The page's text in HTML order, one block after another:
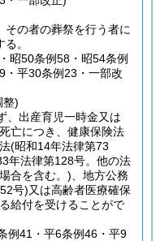
の者の葬祭を行う者に
。
昭50条例58・昭54条例
・平30条例23・一部改
整)
、出産育児一時金又は
亡につき、健康保険法
(昭和14年法律第73
年法律第128号。他の法
合を含む。) 、地方公務
号)又は高齢者医療確保
給付を受けることがで
例41・平6条例46・平9